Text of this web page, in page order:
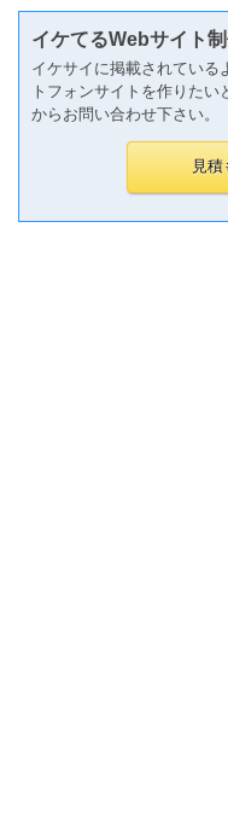
イケてるWebサイト
イケサイに掲載されている
トフォンサイトを作りた
からお問い合わせ下さい。